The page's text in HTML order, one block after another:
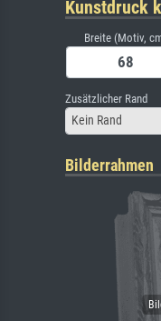
Kunstdruck
Breite (Motiv,
Zusätzlicher Rand
Kein Rand
Bilderrahmen